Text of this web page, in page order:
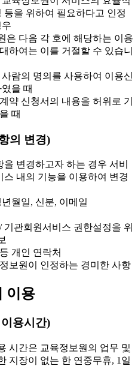
등을 위하여 필요하다고 인정
은 다음 각 호에 해당하는 이용
하여는 이를 거절할 수 있습니
사람의 명의를 사용하여 이용신
을 때
약 신청서의 내용을 허위로 기
때
의 변경)
변경하고자 하는 경우 서비
스 내의 기능을 이용하여 변경
월일, 신분, 이메일
관회원서비스 권한설정을 위
개인 연락처
보원이 인정하는 경미한 사항
이용
용시간)
시간은 교육정보원의 업무 및
지장이 없는 한 연중무휴, 1일